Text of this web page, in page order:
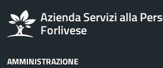
Azienda Servizi alla
Forlivese
AMMINISTRAZIONE